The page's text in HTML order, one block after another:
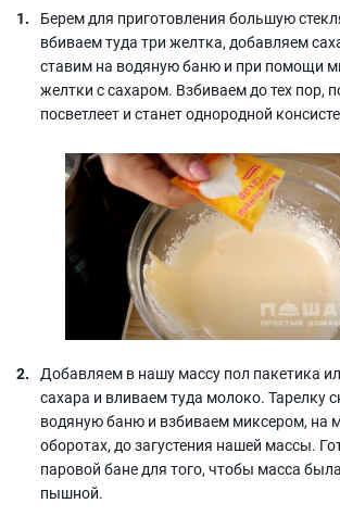
Берем для приготовления большую
вбиваем туда три желтка, добавляем
ставим на водяную баню и при помощи
желтки с сахаром. Взбиваем до тех пор,
посветлеет и станет однородной
Добавляем в нашу массу пол пакетика
сахара и вливаем туда молоко. Тарелку
водяную баню и взбиваем миксером, на
оборотах, до загустения нашей массы.
паровой бане для того, чтобы масса
пышной.